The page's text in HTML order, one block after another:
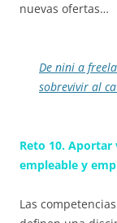
nuevas ofertas…
De nini a
sobrevivir al
Reto 10.
empleable y
Las